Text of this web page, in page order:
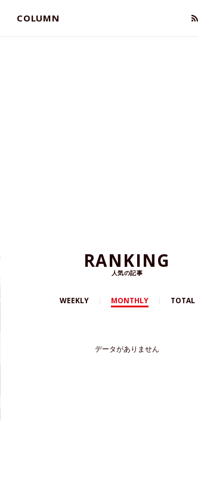
COLUMN
RANKING
人気の記事
WEEKLY MONTHLY TOTAL
データがありません